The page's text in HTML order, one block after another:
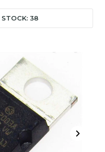
STOCK: 38